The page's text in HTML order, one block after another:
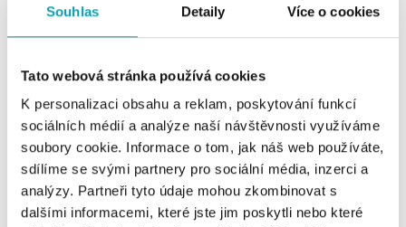
Souhlas Detaily Více o cookies
Tato webová stránka používá cookies
K personalizaci obsahu a reklam, poskytování funkcí
sociálních médií a analýze naší návštěvnosti využíváme
soubory cookie. Informace o tom, jak náš web používáte,
sdílíme se svými partnery pro sociální média, inzerci a
analýzy. Partneři tyto údaje mohou zkombinovat s
dalšími informacemi, které jste jim poskytli nebo které
ALO
Prsten se safírem Mystic Abyss
od 17 049 Kč